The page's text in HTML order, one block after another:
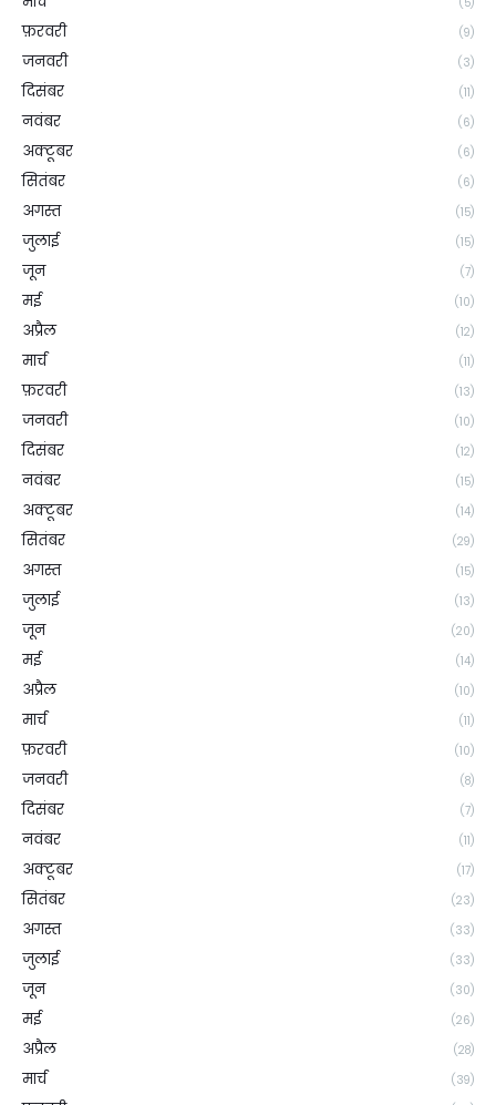
फ़रवरी (9)
जनवरी (3)
दिसंबर (11)
नवंबर (6)
अक्टूबर (6)
सितंबर (6)
अगस्त (15)
जुलाई (15)
जून (7)
मई (10)
अप्रैल (12)
मार्च (11)
फ़रवरी (13)
जनवरी (10)
दिसंबर (12)
नवंबर (15)
अक्टूबर (14)
सितंबर (29)
अगस्त (15)
जुलाई (13)
जून (20)
मई (14)
अप्रैल (10)
मार्च (11)
फ़रवरी (10)
जनवरी (8)
दिसंबर (7)
नवंबर (11)
अक्टूबर (17)
सितंबर (23)
अगस्त (33)
जुलाई (33)
जून (30)
मई (26)
अप्रैल (28)
मार्च (39)